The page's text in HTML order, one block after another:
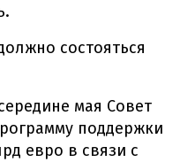
состояться
мая Совет
поддержки
евро в связи с